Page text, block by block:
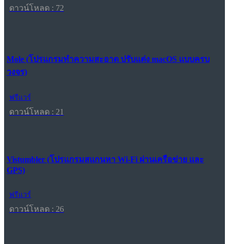
ดาวน์โหลด : 72
Mole (โปรแกรมทำความสะอาด ปรับแต่ง macOS แบบครบ
วงจร)
ฟรีแวร์
ดาวน์โหลด : 21
Vistumbler (โปรแกรมสแกนหา Wi-Fi ผ่านเครือข่าย และ
GPS)
ฟรีแวร์
ดาวน์โหลด : 26